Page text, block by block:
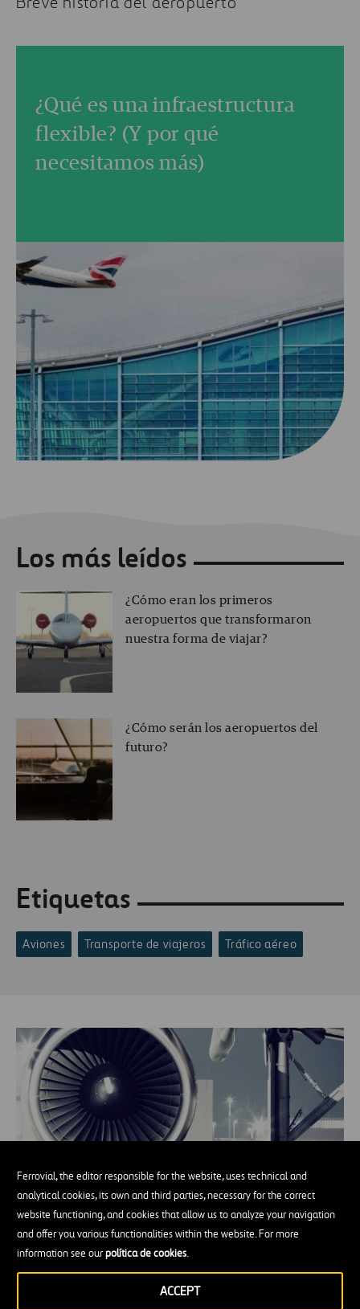
Ferrovial, the editor responsible for the website, uses technical and
analytical cookies, its own and third parties, necessary for the correct
website functioning, and cookies that allow us to analyze your navigation
and offer you various functionalities within the website. For more
information see ourpolítica de cookies.
ACCEPT
¿Qué es una infraestructura
flexible? (Y por qué
necesitamos más)
Los más leídos
¿Cómo eran los primeros
aeropuertos que transformaron
nuestra forma de viajar?
¿Cómo serán los aeropuertos del
futuro?
Etiquetas
Aviones Transporte de viajeros Tráfico aéreo
Aviones Propulsados por Hidrógeno, el
camino hacia una aviación más sostenible